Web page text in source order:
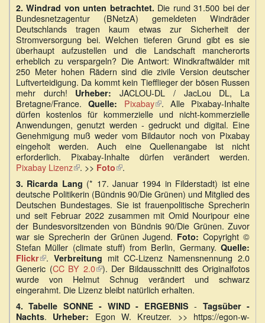
2. Windrad von unten betrachtet. Die rund 31.500 bei der
Bundesnetzagentur (BNetzA) gemeldeten Windräder
Deutschlands tragen kaum etwas zur Sicherheit der
Stromversorgung bei. Welchen tieferen Grund gibt es sie
überhaupt aufzustellen und die Landschaft mancherorts
erheblich zu verspargeln? Die Antwort: Windkraftwälder mit
250 Meter hohen Rädern sind die zivile Version deutscher
Luftverteidigung. Da kommt kein Tiefflieger der bösen Russen
mehr durch! Urheber: JACLOU-DL / JacLou DL, La
Bretagne/France.Quelle: Pixabay(Link
ist
extern)
. Alle Pixabay-Inhalte
dürfen kostenlos für kommerzielle und nicht-kommerzielle
Anwendungen, genutzt werden - gedruckt und digital. Eine
Genehmigung muß weder vom Bildautor noch von Pixabay
eingeholt werden. Auch eine Quellenangabe ist nicht
erforderlich. Pixabay-Inhalte dürfen verändert werden.
Pixabay Lizenz(Link
extern)
. >> Foto(Link
ist
extern)
.
3. Ricarda Lang (* 17. Januar 1994 in Filderstadt) ist eine
deutsche Politikerin (Bündnis 90/Die Grünen) und Mitglied des
Deutschen Bundestages. Sie ist frauenpolitische Sprecherin
und seit Februar 2022 zusammen mit Omid Nouripour eine
der Bundesvorsitzenden von Bündnis 90/Die Grünen. Zuvor
war sie Sprecherin der Grünen Jugend. Foto: Copyright ©️
Stefan Müller (climate stuff) from Berlin, Germany.Quelle:
Flickr(Link
ist
extern)
. Verbreitung mit CC-Lizenz Namensnennung 2.0
Generic (CC BY 2.0(Link
ist
extern)
). Der Bildausschnitt des Originalfotos
wurde von Helmut Schnug verändert und schwarz
eingerahmt. Die Lizenz bleibt natürlich erhalten.
4. Tabelle SONNE - WIND - ERGEBNIS - Tagsüber -
Nachts. Urheber: Egon W. Kreutzer. >> https://egon-w-